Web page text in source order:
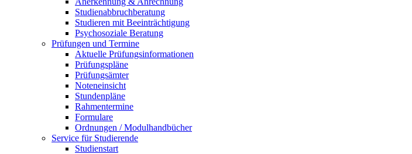
Studienabbruchberatung
Studieren mit Beeinträchtigung
Psychosoziale Beratung
Prüfungen und Termine
Aktuelle Prüfungsinformationen
Prüfungspläne
Prüfungsämter
Noteneinsicht
Stundenpläne
Rahmentermine
Formulare
Ordnungen / Modulhandbücher
Service für Studierende
Studienstart